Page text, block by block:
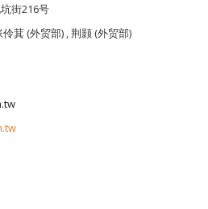
街216号
萁 (外贸部) , 荆颢 (外贸部)